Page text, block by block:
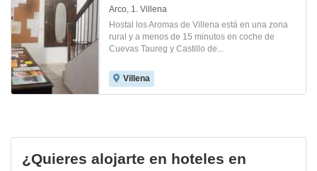
Arco, 1. Villena
Hostal los Aromas de Villena está en una zona
rural y a menos de 15 minutos en coche de
Cuevas Taureg y Castillo de...
Villena
¿Quieres alojarte en hoteles en